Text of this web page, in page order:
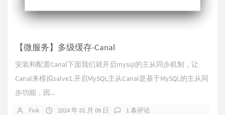
【微服务】多级缓存-Canal
安装和配置Canal下面我们就开启mysql的主从同步机制，让
Canal来模拟salve1.开启MySQL主从Canal是基于MySQL的主从同
步功能，因...
Fivk 2024 年 01 月 09 日 1 条评论